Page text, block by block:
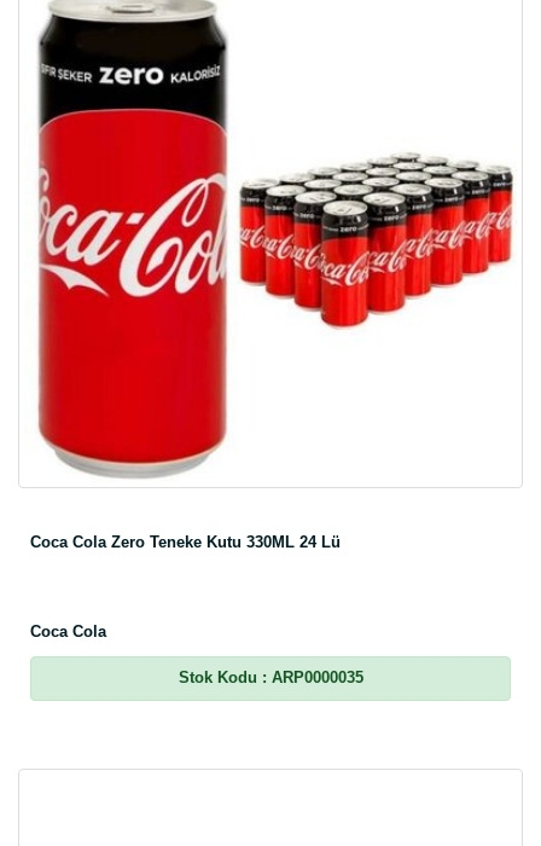
Coca Cola Zero Teneke Kutu 330ML 24 Lü
Coca Cola
Stok Kodu : ARP0000035